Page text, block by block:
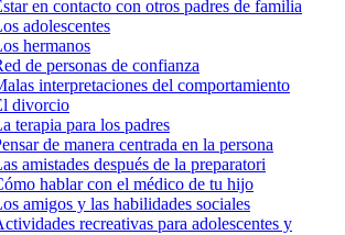
en contacto con otros padres de familia
adolescentes
hermanos
de personas de confianza
interpretaciones del comportamiento
divorcio
terapia para los padres
de manera centrada en la persona
amistades después de la preparatori
hablar con el médico de tu hijo
amigos y las habilidades sociales
recreativas para adolescentes y